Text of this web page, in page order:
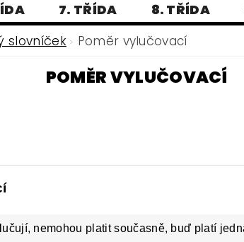
7. TŘÍDA 8. TŘÍDA
LISTY LITERATURA
- ЧЕСЬКА МОВА ДЛЯ УКРАЇНЦІВ
ŠKOLY
slovníček Poměr vylučovací
POMĚR VYLUČOVACÍ
nemohou platit současně, buď platí